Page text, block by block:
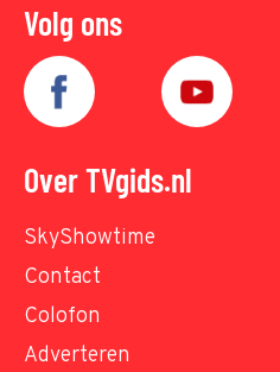
Volg ons
Over TVgids.nl
SkyShowtime
Contact
Colofon
Adverteren